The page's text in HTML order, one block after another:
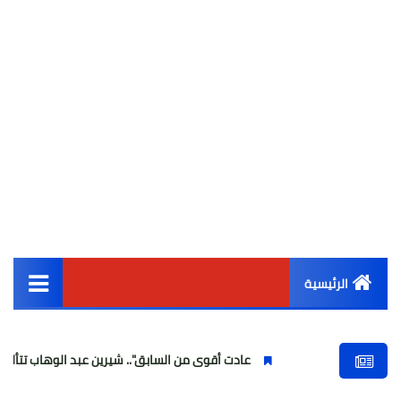
الرئيسية
أخبار مصر
عادت أقوى من السابق".. شيرين عبد الوهاب تتألق في أولى